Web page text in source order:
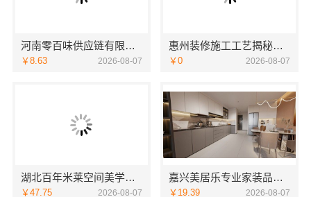
河南零百味供应链有限公司社区高盈利零食硬折扣全域盈利
￥8.63 2026-08-07
惠州装修施工工艺揭秘，华居不锈钢标准化施工
￥0 2026-08-07
湖北百年米莱空间美学装饰材料有限公司大平层设计装修实景
￥47.75 2026-08-07
嘉兴美居乐专业家装品质口碑推荐
￥19.39 2026-08-07